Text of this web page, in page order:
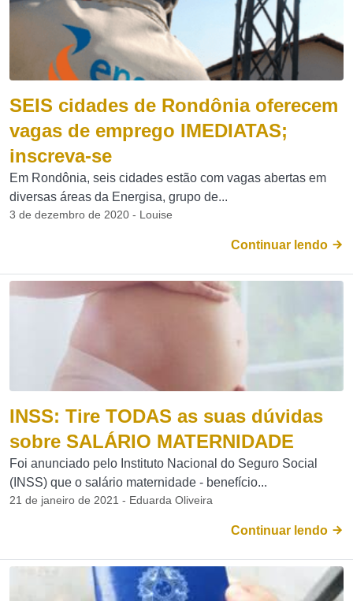
SEIS cidades de Rondônia oferecem
vagas de emprego IMEDIATAS;
inscreva-se
Em Rondônia, seis cidades estão com vagas abertas em
diversas áreas da Energisa, grupo de...
3 de dezembro de 2020 - Louise
Continuar lendo
INSS: Tire TODAS as suas dúvidas
sobre SALÁRIO MATERNIDADE
Foi anunciado pelo Instituto Nacional do Seguro Social
(INSS) que o salário maternidade - benefício...
21 de janeiro de 2021 - Eduarda Oliveira
Continuar lendo